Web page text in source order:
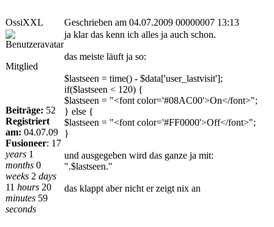
OssiXXL Geschrieben am 04.07.2009 00000007 13:13
Mitglied
Beiträge: 52
Registriert
am: 04.07.09
Fusioneer: 17
years 1
months 0
weeks 2 days
11 hours 20
minutes 59
seconds
ja klar das kenn ich alles ja auch schon.
das meiste läuft ja so:
$lastseen = time() - $data['user_lastvisit'];
if($lastseen < 120) {
$lastseen = "<font color='#08AC00'>On</font>";
} else {
$lastseen = "<font color='#FF0000'>Off</font>";
}
und ausgegeben wird das ganze ja mit:
".$lastseen."
das klappt aber nicht er zeigt nix an